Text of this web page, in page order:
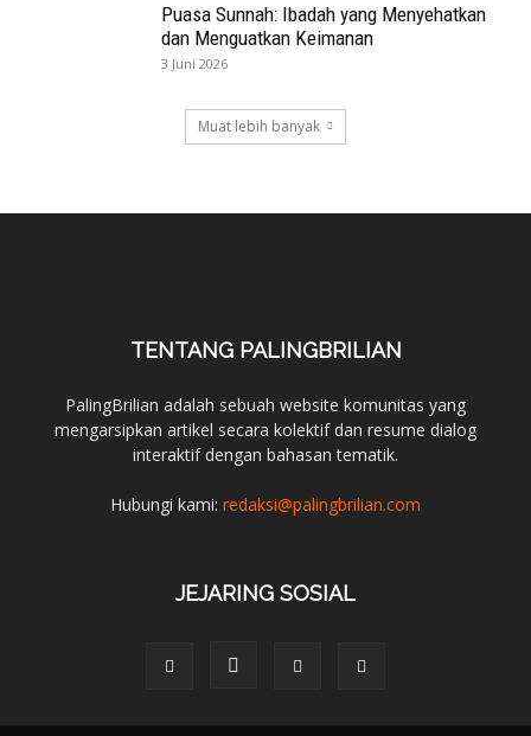
Puasa Sunnah: Ibadah yang Menyehatkan
dan Menguatkan Keimanan
3 Juni 2026
Muat lebih banyak
TENTANG PALINGBRILIAN
PalingBrilian adalah sebuah website komunitas yang
mengarsipkan artikel secara kolektif dan resume dialog
interaktif dengan bahasan tematik.
Hubungi kami: redaksi@palingbrilian.com
JEJARING SOSIAL